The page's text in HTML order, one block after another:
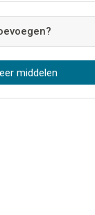
middelen